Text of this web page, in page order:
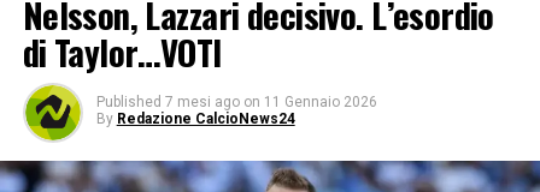
Nelsson, Lazzari decisivo. L’esordio
di Taylor…VOTI
Published 7 mesi ago on 11 Gennaio 2026
By Redazione CalcioNews24